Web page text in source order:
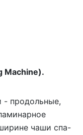
Machine).
- продольные,
чаши спа-